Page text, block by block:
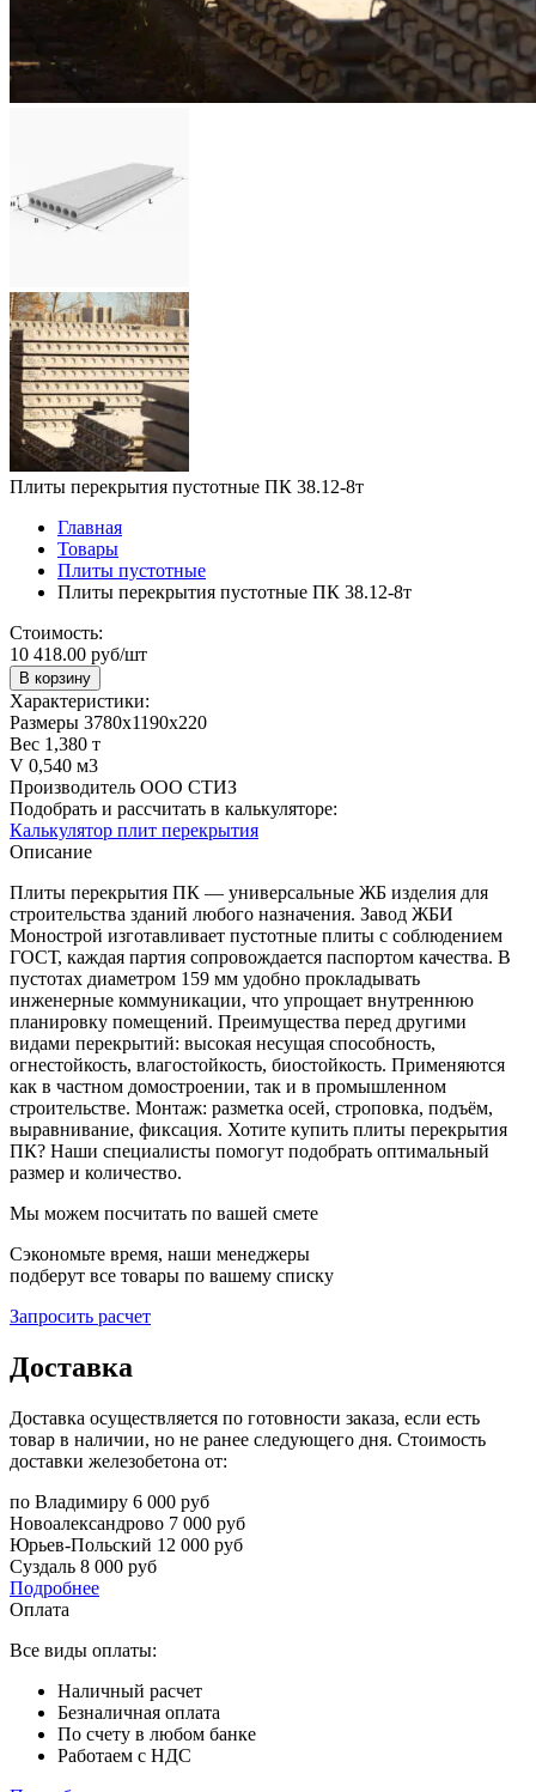
Плиты перекрытия пустотные ПК 38.12-8т
Главная
Товары
Плиты пустотные
Плиты перекрытия пустотные ПК 38.12-8т
Стоимость:
10 418.00 руб/шт
В корзину
Характеристики:
Размеры 3780х1190х220
Вес 1,380 т
V 0,540 м3
Производитель ООО СТИЗ
Подобрать и рассчитать в калькуляторе:
Калькулятор плит перекрытия
Описание
Плиты перекрытия ПК — универсальные ЖБ изделия для
строительства зданий любого назначения. Завод ЖБИ
Монострой изготавливает пустотные плиты с соблюдением
ГОСТ, каждая партия сопровождается паспортом качества. В
пустотах диаметром 159 мм удобно прокладывать
инженерные коммуникации, что упрощает внутреннюю
планировку помещений. Преимущества перед другими
видами перекрытий: высокая несущая способность,
огнестойкость, влагостойкость, биостойкость. Применяются
как в частном домостроении, так и в промышленном
строительстве. Монтаж: разметка осей, строповка, подъём,
выравнивание, фиксация. Хотите купить плиты перекрытия
ПК? Наши специалисты помогут подобрать оптимальный
размер и количество.
Мы можем посчитать по вашей смете
Сэкономьте время, наши менеджеры
подберут все товары по вашему списку
Запросить расчет
Доставка
Доставка осуществляется по готовности заказа, если есть
товар в наличии, но не ранее следующего дня. Стоимость
доставки железобетона от:
по Владимиру 6 000 руб
Новоалександрово 7 000 руб
Юрьев-Польский 12 000 руб
Суздаль 8 000 руб
Подробнее
Оплата
Все виды оплаты:
Наличный расчет
Безналичная оплата
По счету в любом банке
Работаем с НДС